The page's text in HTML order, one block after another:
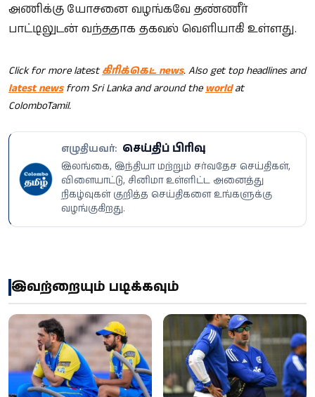
அணிக்கு யோசனை வழங்கவே தண்ணீர்
பாட்டிலுடன் வந்ததாக தகவல் வெளியாகி உள்ளது.
Click for more latestகிரிக்கெட் news. Also get top headlines and
latest newsfrom Sri Lanka and around theworldat
ColomboTamil.
எழுதியவர்: செய்திப் பிரிவு
இலங்கை, இந்தியா மற்றும் சர்வதேச செய்திகள்,
விளையாட்டு, சினிமா உள்ளிட்ட அனைத்து
நிகழ்வுகள் குறித்த செய்திகளை உங்களுக்கு
வழங்குகிறது.
இவற்றையும் படிக்கவும்